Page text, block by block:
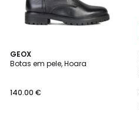
GEOX
Botas em pele, Hoara
140.00 €
4,6
/ 5